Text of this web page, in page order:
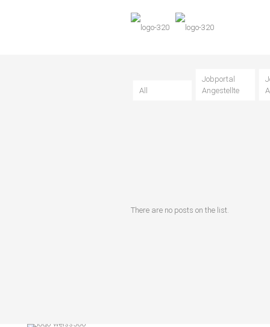
All
Jobportal
Angestellte
There are no posts on the list.